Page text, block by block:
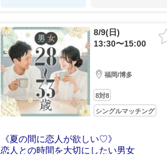
8/9(日)
13:30〜15:00
福岡/博多
8対8
シングルマッチング
《夏の間に恋人が欲しい♡》
恋人との時間を大切にしたい男女